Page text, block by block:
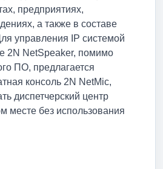
предприятиях,
а также в составе
управления IP системой
2N NetSpeaker, помимо
ПО, предлагается
консоль 2N NetMic,
диспетчерский центр
месте без использования